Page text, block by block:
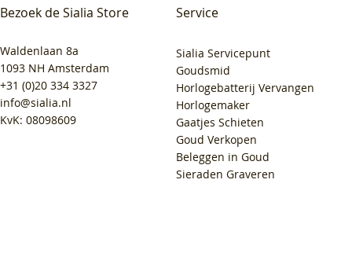
Bezoek de Sialia Store
Waldenlaan 8a
1093 NH Amsterdam
+31 (0)20 334 3327
info@sialia.nl
KvK: 08098609
Service
Sialia Servicepunt
Goudsmid
Horlogebatterij Vervangen
Horlogemaker
Gaatjes Schieten
Goud Verkopen
Beleggen in Goud
Sieraden Graveren